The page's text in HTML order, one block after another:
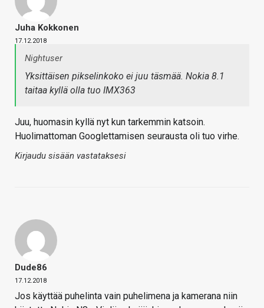
Juha Kokkonen
17.12.2018
Nightuser
Yksittäisen pikselinkoko ei juu täsmää. Nokia 8.1
taitaa kyllä olla tuo IMX363
Juu, huomasin kyllä nyt kun tarkemmin katsoin.
Huolimattoman Googlettamisen seurausta oli tuo virhe.
Kirjaudu sisään vastataksesi
Dude86
17.12.2018
Jos käyttää puhelinta vain puhelimena ja kamerana niin